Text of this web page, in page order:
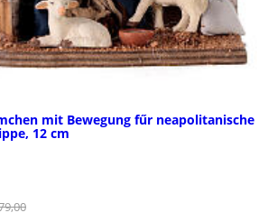
mit Bewegung fűr neapolitanische
12 cm